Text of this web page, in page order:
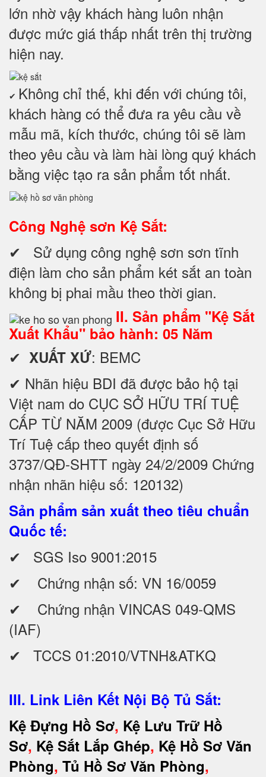
lớn nhờ vậy khách hàng luôn nhận
được mức giá thấp nhất trên thị trường
hiện nay.
✔ Không chỉ thế, khi đến với chúng tôi,
khách hàng có thể đưa ra yêu cầu về
mẫu mã, kích thước, chúng tôi sẽ làm
theo yêu cầu và làm hài lòng quý khách
bằng việc tạo ra sản phẩm tốt nhất.
Công Nghệ sơn Kệ Sắt:
✔ Sử dụng công nghệ sơn sơn tĩnh
điện làm cho sản phẩm két sắt an toàn
không bị phai mầu theo thời gian.
II. Sản phẩm "Kệ Sắt
Xuất Khẩu" bảo hành: 05 Năm
✔ XUẤT XỨ: BEMC
✔ Nhãn hiệu BDI đã được bảo hộ tại
Việt nam do CỤC SỞ HỮU TRÍ TUỆ
CẤP TỪ NĂM 2009 (được Cục Sở Hữu
Trí Tuệ cấp theo quyết định số
3737/QĐ-SHTT ngày 24/2/2009 Chứng
nhận nhãn hiệu số: 120132)
Sản phẩm sản xuất theo tiêu chuẩn
Quốc tế:
✔ SGS Iso 9001:2015
✔ Chứng nhận số: VN 16/0059
✔ Chứng nhận VINCAS 049-QMS
(IAF)
✔ TCCS 01:2010/VTNH&ATKQ
III. Link Liên Kết Nội Bộ Tủ Sắt:
Kệ Đựng Hồ Sơ, Kệ Lưu Trữ Hồ
Sơ, Kệ Sắt Lắp Ghép, Kệ Hồ Sơ Văn
Phòng, Tủ Hồ Sơ Văn Phòng,